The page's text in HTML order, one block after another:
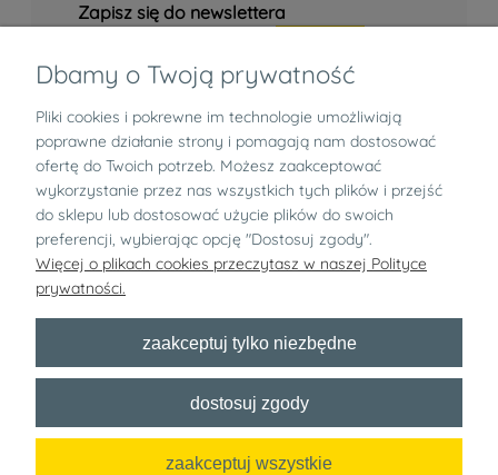
Zapisz się do newslettera
Informacje
Zwroty i reklamacje
O nas
Bezpłatny newsletter
Dbamy o Twoją prywatność
Pliki cookies i pokrewne im technologie umożliwiają
poprawne działanie strony i pomagają nam dostosować
ofertę do Twoich potrzeb. Możesz zaakceptować
wykorzystanie przez nas wszystkich tych plików i przejść
do sklepu lub dostosować użycie plików do swoich
preferencji, wybierając opcję "Dostosuj zgody".
Więcej o plikach cookies przeczytasz w naszej Polityce
prywatności.
zaakceptuj tylko niezbędne
dostosuj zgody
zaakceptuj wszystkie